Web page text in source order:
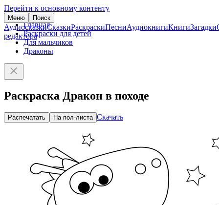
Перейти к основному контенту
Меню Поиск
АудиосказкиСказкиРаскраскиПесниАудиокнигиКнигиЗагадки
редактора
Главная
Раскраски для детей
Для мальчиков
Драконы
Раскраска Дракон в походе
Распечатать На пол-листа Скачать